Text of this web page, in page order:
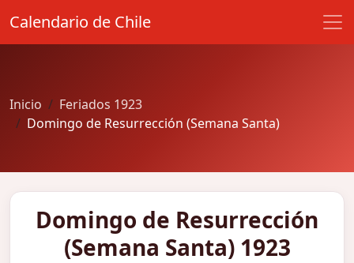
Calendario de Chile
Inicio
Feriados 1923
Domingo de Resurrección (Semana Santa)
Domingo de Resurrección
(Semana Santa) 1923